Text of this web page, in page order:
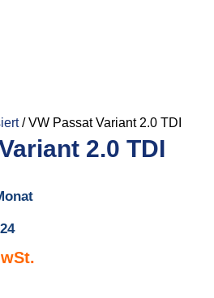
/ VW Passat Variant 2.0 TDI
2.0 TDI